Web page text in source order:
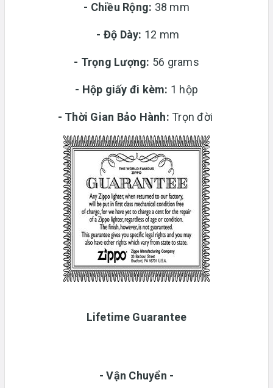
- Chiều Rộng: 38 mm
- Độ Dày: 12 mm
- Trọng Lượng: 56 grams
- Hộp giấy đi kèm: 1 hộp
- Thời Gian Bảo Hành: Trọn đời
Lifetime Guarantee
- Vận Chuyển -